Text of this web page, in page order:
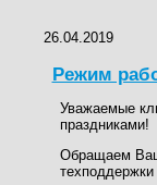
26.04.2019
Режим
Уважаемые
праздниками!
Обращаем